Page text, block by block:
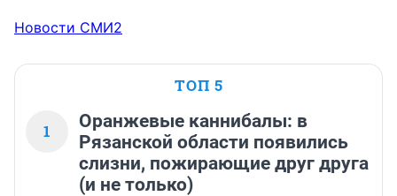
Новости СМИ2
ТОП 5
1
Оранжевые каннибалы: в
Рязанской области появились
слизни, пожирающие друг друга
(и не только)